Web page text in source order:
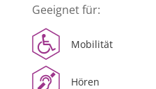
Geeignet für:
Mobilität
Hören